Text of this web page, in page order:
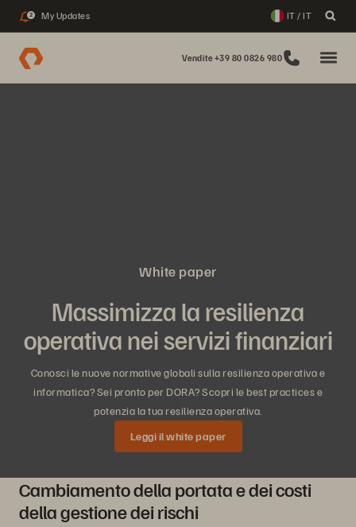
2 My Updates IT / IT
Vendite +39 80 0826 980
White paper
Massimizza la resilienza
operativa nei servizi finanziari
Conosci le nuove normative globali sulla resilienza operativa e
informatica? Sei pronto per DORA? Scopri le best practices e
potenzia la tua resilienza operativa.
Leggi il white paper
Cambiamento della portata e dei costi
della gestione dei rischi